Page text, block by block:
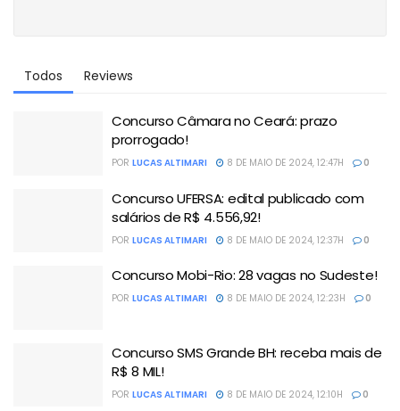
Todos Reviews
Concurso Câmara no Ceará: prazo
prorrogado!
POR LUCAS ALTIMARI 8 DE MAIO DE 2024, 12:47H 0
Concurso UFERSA: edital publicado com
salários de R$ 4.556,92!
POR LUCAS ALTIMARI 8 DE MAIO DE 2024, 12:37H 0
Concurso Mobi-Rio: 28 vagas no Sudeste!
POR LUCAS ALTIMARI 8 DE MAIO DE 2024, 12:23H 0
Concurso SMS Grande BH: receba mais de
R$ 8 MIL!
POR LUCAS ALTIMARI 8 DE MAIO DE 2024, 12:10H 0